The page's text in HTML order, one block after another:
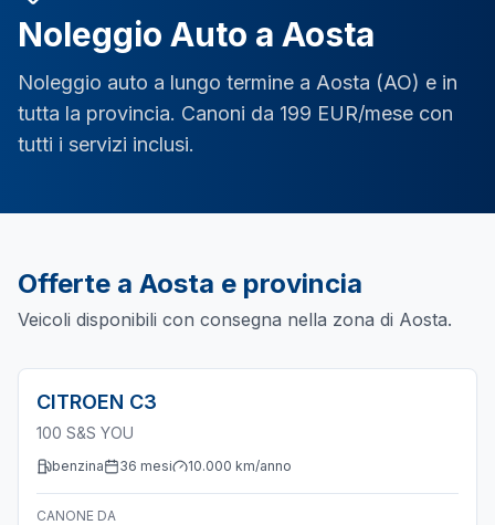
Noleggio Auto a Aosta
Noleggio auto a lungo termine a Aosta (AO) e in
tutta la provincia. Canoni da 199 EUR/mese con
tutti i servizi inclusi.
Offerte a Aosta e provincia
Veicoli disponibili con consegna nella zona di Aosta.
CITROEN C3
100 S&S YOU
benzina 36 mesi 10.000 km/anno
CANONE DA